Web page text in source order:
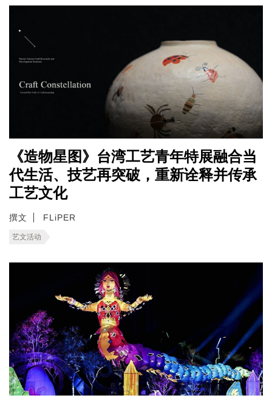
《造物星图》台湾工艺青年特展融合当
代生活、技艺再突破，重新诠释并传承
工艺文化
撰文 FLiPER
艺文活动